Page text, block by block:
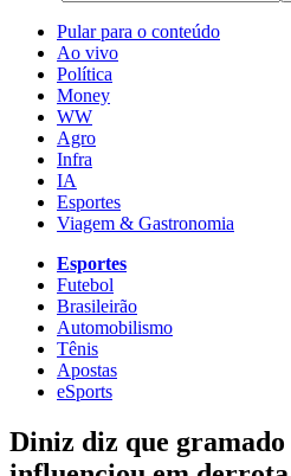
Pular para o conteúdo
Ao vivo
Política
Money
WW
Agro
Infra
IA
Esportes
Viagem & Gastronomia
Esportes
Futebol
Brasileirão
Automobilismo
Tênis
Apostas
eSports
Diniz diz que